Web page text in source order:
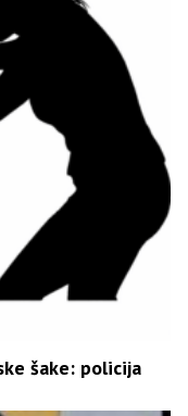
šake: policija